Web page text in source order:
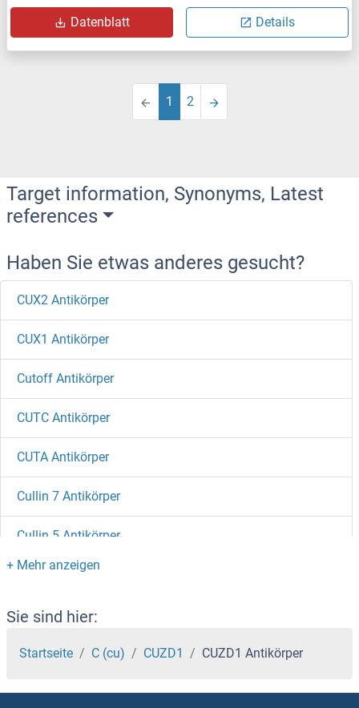
Datenblatt Details
1 2
Target information, Synonyms, Latest
references
Haben Sie etwas anderes gesucht?
CUX2 Antikörper
CUX1 Antikörper
Cutoff Antikörper
CUTC Antikörper
CUTA Antikörper
Cullin 7 Antikörper
Cullin 5 Antikörper
Cullin 4B Antikörper
Cullin 4A Antikörper
Cullin 3 Antikörper
Cullin 2 Antikörper
Sie sind hier:
Startseite C (cu) CUZD1 CUZD1 Antikörper